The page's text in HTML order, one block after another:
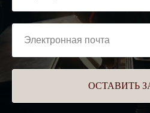
ОСТАВИТЬ